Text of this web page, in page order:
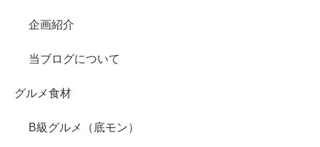
企画紹介
当ブログについて
グルメ食材
B級グルメ（底モン）